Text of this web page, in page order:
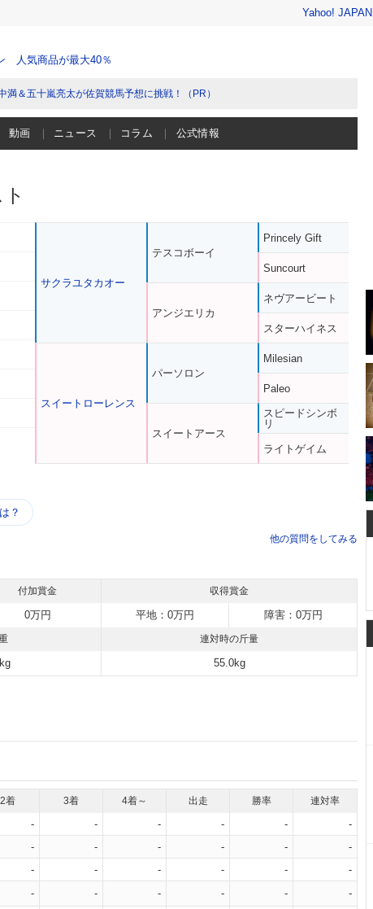
Yahoo! JAPAN
人気商品が最大40％
満＆五十嵐亮太が佐賀競馬予想に挑戦！（PR）
動画 ニュース コラム 公式情報
サクラユタカオー
スイートローレンス
テスコボーイ
アンジエリカ
パーソロン
スイートアース
Princely Gift
Suncourt
ネヴアービート
スターハイネス
Milesian
Paleo
スピードシンボ
リ
ライトゲイム
？
他の質問をしてみる
付加賞金 収得賞金
0万円 平地：0万円 障害：0万円
連対時の斤量
55.0kg
2着 3着 4着～ 出走 勝率 連対率
- - - - -
-
- - - - -
-
- - - - -
-
- - - - - -